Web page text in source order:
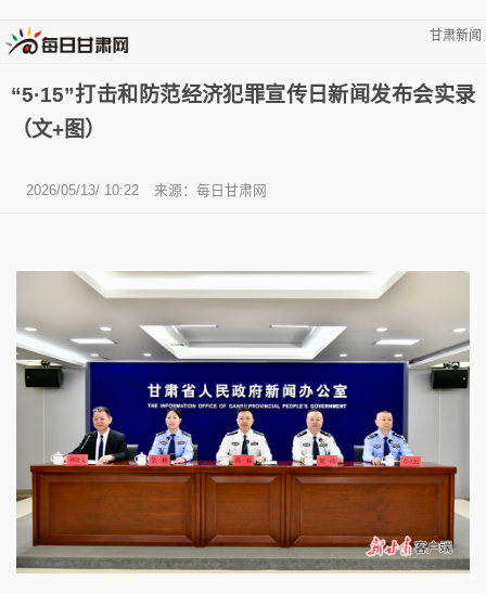
甘肃新闻
“5·15”打击和防范经济犯罪宣传日新闻发布会实录
（文+图）
2026/05/13/ 10:22 来源： 每日甘肃网